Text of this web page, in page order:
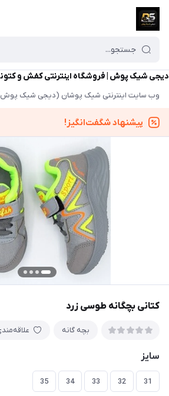
دیجی شیک پوش | فروشگاه اینترنتی کفش و کتونی
وب سایت اینترنتی شیک پوشان (دیجی شیک
پیشنهاد شگفت‌انگیز!
کتانی بچگانه طوسی زرد
بچه گانه
سایز
31
32
33
34
35